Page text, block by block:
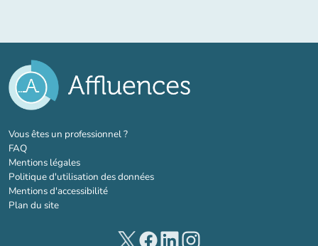
Vous êtes un professionnel ?(nouvel onglet)
FAQ
Mentions légales
Politique d'utilisation des données
Mentions d'accessibilité
Plan du site
(nouvel onglet)
(nouvel onglet)
(nouvel onglet)